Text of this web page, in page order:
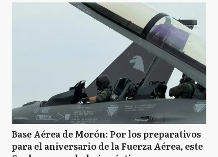
Base Aérea de Morón: Por los preparativos
para el aniversario de la Fuerza Aérea, este